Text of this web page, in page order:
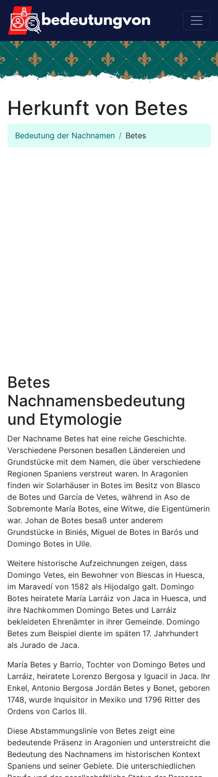
Herkunft von Betes
Bedeutung der Nachnamen Betes
Betes
Nachnamensbedeutung
und Etymologie
Der Nachname Betes hat eine reiche Geschichte.
Verschiedene Personen besaßen Ländereien und
Grundstücke mit dem Namen, die über verschiedene
Regionen Spaniens verstreut waren. In Aragonien
finden wir Solarhäuser in Botes im Besitz von Blasco
de Botes und García de Vetes, während in Aso de
Sobremonte María Botes, eine Witwe, die Eigentümerin
war. Johan de Botes besaß unter anderem
Grundstücke in Biniés, Miguel de Botes in Barós und
Domingo Botes in Ulle.
Weitere historische Aufzeichnungen zeigen, dass
Domingo Vetes, ein Bewohner von Biescas in Huesca,
im Maravedí von 1582 als Hijodalgo galt. Domingo
Botes heiratete María Larráiz von Jaca in Huesca, und
ihre Nachkommen Domingo Betes und Larráiz
bekleideten Ehrenämter in ihrer Gemeinde. Domingo
Betes zum Beispiel diente im späten 17. Jahrhundert
als Jurado de Jaca.
María Betes y Barrio, Tochter von Domingo Betes und
Larráiz, heiratete Lorenzo Bergosa y Iguacil in Jaca. Ihr
Enkel, Antonio Bergosa Jordán Betes y Bonet, geboren
1748, wurde Inquisitor in Mexiko und 1796 Ritter des
Ordens von Carlos III.
Diese Abstammungslinie von Betes zeigt eine
bedeutende Präsenz in Aragonien und unterstreicht die
Bedeutung des Nachnamens im historischen Kontext
Spaniens und seiner Gebiete. Die unterschiedlichen